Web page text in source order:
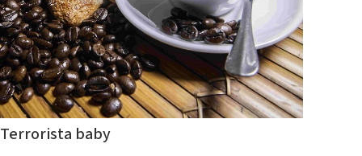
Terrorista baby